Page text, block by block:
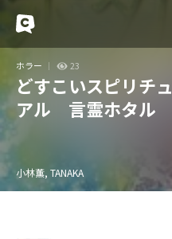
ホラー 23
どすこいスピリチュ
アル 言霊ホタル
小林薫, TANAKA